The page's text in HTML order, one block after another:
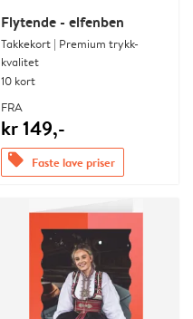
Flytende - elfenben
Takkekort | Premium trykk-
kvalitet
10 kort
FRA
kr 149,-
offers Faste lave priser